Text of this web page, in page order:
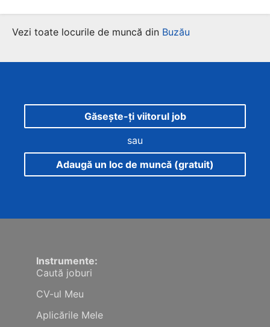
Vezi toate locurile de muncă din Buzău
Găsește-ți viitorul job
sau
Adaugă un loc de muncă (gratuit)
Instrumente:
Caută joburi
CV-ul Meu
Aplicările Mele